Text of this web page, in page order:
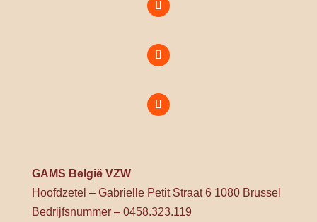
GAMS België VZW
Hoofdzetel – Gabrielle Petit Straat 6 1080 Brussel
Bedrijfsnummer – 0458.323.119